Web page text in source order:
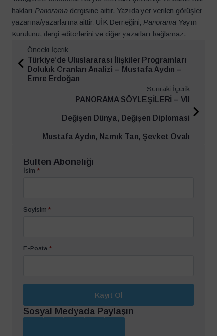
hakları Panorama dergisine aittir. Yazıda yer verilen görüşler
yazarına/yazarlarına aittir. UİK Derneğini, Panorama Yayın
Kurulunu, dergi editörlerini ve diğer yazarları bağlamaz.
Önceki İçerik
Türkiye’de Uluslararası İlişkiler Programları
Doluluk Oranları Analizi – Mustafa Aydın –
Emre Erdoğan
Sonraki İçerik
PANORAMA SÖYLEŞİLERİ – VII
Değişen Dünya, Değişen Diplomasi
Mustafa Aydın, Namık Tan, Şevket Ovalı
Bülten Aboneliği
İsim *
Soyisim *
E-Posta *
Kayıt Ol
Sosyal Medyada Paylaşın